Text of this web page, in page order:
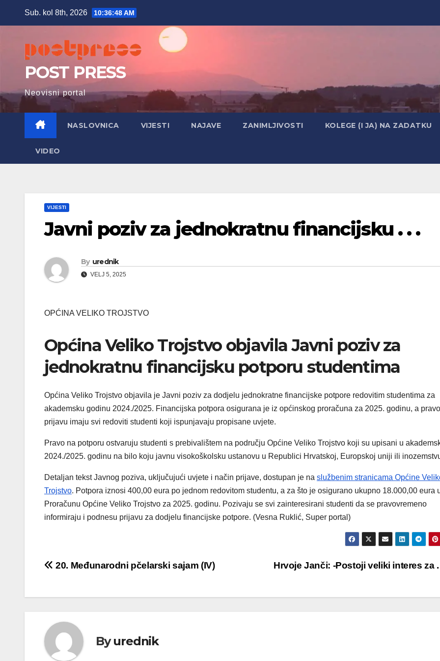
Sub. kol 8th, 2026 10:36:49 AM
POST PRESS
Neovisni portal
NASLOVNICA VIJESTI NAJAVE ZANIMLJIVOSTI KOLEGE (I JA) NA ZADATKU
VIDEO
VIJESTI
Javni poziv za jednokratnu financijsku . . .
By urednik
VELJ 5, 2025
OPĆINA VELIKO TROJSTVO
Općina Veliko Trojstvo objavila Javni poziv za
jednokratnu financijsku potporu studentima
Općina Veliko Trojstvo objavila je Javni poziv za dodjelu jednokratne financijske potpore redovitim studentima za
akademsku godinu 2024./2025. Financijska potpora osigurana je iz općinskog proračuna za 2025. godinu, a
prijavu imaju svi redoviti studenti koji ispunjavaju propisane uvjete.
Pravo na potporu ostvaruju studenti s prebivalištem na području Općine Veliko Trojstvo koji su upisani u
2024./2025. godinu na bilo koju javnu visokoškolsku ustanovu u Republici Hrvatskoj, Europskoj uniji ili
Detaljan tekst Javnog poziva, uključujući uvjete i način prijave, dostupan je na službenim stranicama Općine
Trojstvo. Potpora iznosi 400,00 eura po jednom redovitom studentu, a za što je osigurano ukupno 18.000,00 eura
Proračunu Općine Veliko Trojstvo za 2025. godinu. Pozivaju se svi zainteresirani studenti da se pravovremeno
informiraju i podnesu prijavu za dodjelu financijske potpore. (Vesna Ruklić, Super portal)
Navigacija
Hrvoje Janči: -Postoji veliki interes za .
20. Međunarodni pčelarski sajam (IV)
Byurednik